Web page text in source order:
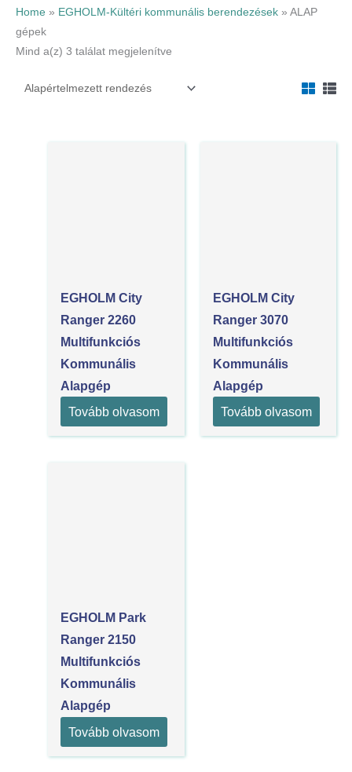
Home » EGHOLM-Kültéri kommunális berendezések » ALAP
gépek
Mind a(z) 3 találat megjelenítve
EGHOLM City
Ranger 2260
Multifunkciós
Kommunális
Alapgép
Tovább olvasom
EGHOLM City
Ranger 3070
Multifunkciós
Kommunális
Alapgép
Tovább olvasom
EGHOLM Park
Ranger 2150
Multifunkciós
Kommunális
Alapgép
Tovább olvasom